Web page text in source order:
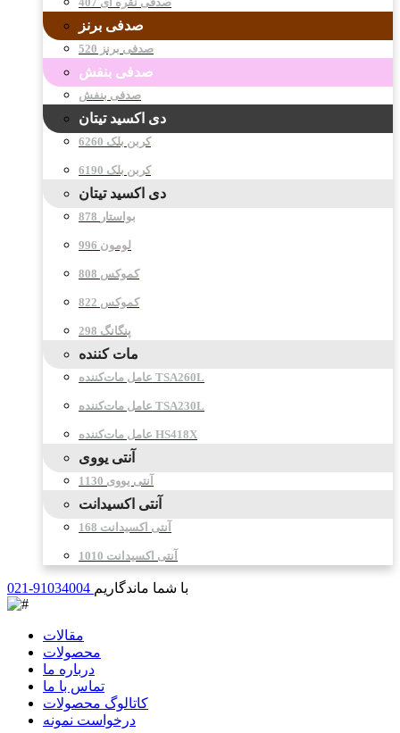
صدفی برنز
صدفی برنز 520
صدفی بنفش
صدفی بنفش
دی اکسید تیتان
کربن بلک 6260
کربن بلک 6190
دی اکسید تیتان
878 بواستار
996 لومون
808 کموکس
822 کموکس
298 پنگانگ
مات کننده
عامل مات‌کننده TSA260L
عامل مات‌کننده TSA230L
عامل مات‌کننده HS418X
آنتی یووی
آنتی یووی 1130
آنتی اکسیدانت
آنتی اکسیدانت 168
آنتی اکسیدانت 1010
021-91034004 با شما ماندگاریم
مقالات
محصولات
درباره ما
تماس با ما
کاتالوگ محصولات
درخواست نمونه